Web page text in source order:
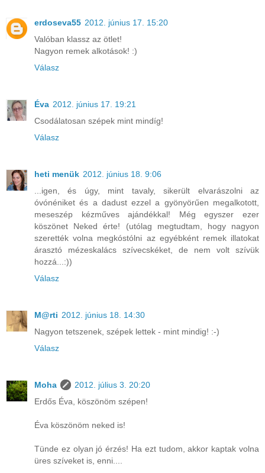
erdoseva55 2012. június 17. 15:20
Valóban klassz az ötlet!
Nagyon remek alkotások! :)
Válasz
Éva 2012. június 17. 19:21
Csodálatosan szépek mint mindíg!
Válasz
heti menük 2012. június 18. 9:06
...igen, és úgy, mint tavaly, sikerült elvarászolni az
óvónéniket és a dadust ezzel a gyönyörűen megalkotott,
meseszép kézműves ajándékkal! Még egyszer ezer
köszönet Neked érte! (utólag megtudtam, hogy nagyon
szerették volna megkóstólni az egyébként remek illatokat
árasztó mézeskalács szívecskéket, de nem volt szívük
hozzá...:))
Válasz
M@rti 2012. június 18. 14:30
Nagyon tetszenek, szépek lettek - mint mindig! :-)
Válasz
Moha
2012. július 3. 20:20
Erdős Éva, köszönöm szépen!
Éva köszönöm neked is!
Tünde ez olyan jó érzés! Ha ezt tudom, akkor kaptak volna
üres szíveket is, enni....